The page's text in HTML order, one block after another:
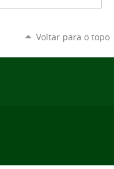
Voltar para o topo